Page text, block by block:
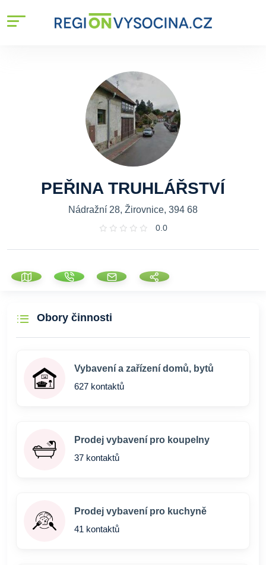
PEŘINA TRUHLÁŘSTVÍ
Nádražní 28, Žirovnice, 394 68
0.0
Obory činnosti
Vybavení a zařízení domů, bytů
627 kontaktů
Prodej vybavení pro koupelny
37 kontaktů
Prodej vybavení pro kuchyně
41 kontaktů